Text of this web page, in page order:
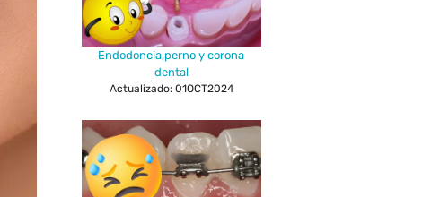
Endodoncia,perno y corona
dental
Actualizado: 01OCT2024